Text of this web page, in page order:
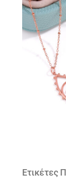
Ετικέτες